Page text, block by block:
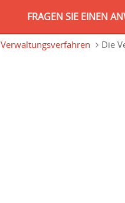
FRAGEN SIE EINEN
Verwaltungsverfahren Die